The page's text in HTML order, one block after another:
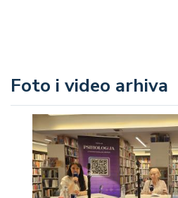
Foto i video arhiva